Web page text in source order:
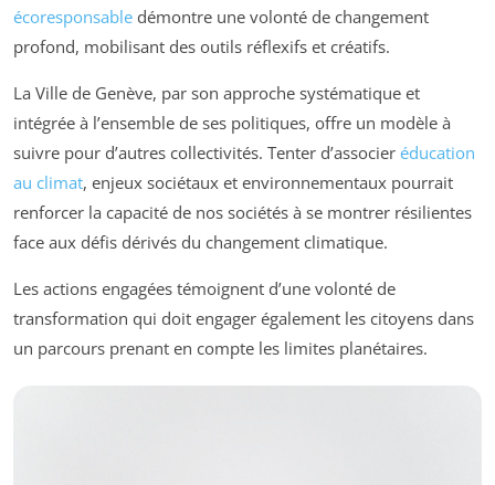
écoresponsable démontre une volonté de changement
profond, mobilisant des outils réflexifs et créatifs.
La Ville de Genève, par son approche systématique et
intégrée à l’ensemble de ses politiques, offre un modèle à
suivre pour d’autres collectivités. Tenter d’associer éducation
au climat, enjeux sociétaux et environnementaux pourrait
renforcer la capacité de nos sociétés à se montrer résilientes
face aux défis dérivés du changement climatique.
Les actions engagées témoignent d’une volonté de
transformation qui doit engager également les citoyens dans
un parcours prenant en compte les limites planétaires.